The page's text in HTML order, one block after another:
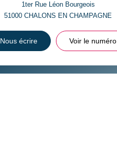
1ter Rue Léon Bourgeois
51000CHALONS EN CHAMPAGNE
Nous écrire Voir le numéro